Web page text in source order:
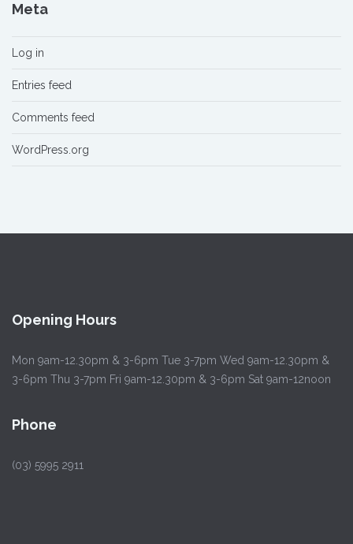
Meta
Log in
Entries feed
Comments feed
WordPress.org
Opening Hours
Mon 9am-12.30pm & 3-6pm Tue 3-7pm Wed 9am-12.30pm &
3-6pm Thu 3-7pm Fri 9am-12.30pm & 3-6pm Sat 9am-12noon
Phone
(03) 5995 2911